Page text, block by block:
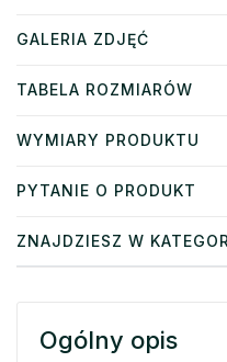
GALERIA ZDJĘĆ
TABELA ROZMIARÓW
WYMIARY PRODUKTU
PYTANIE O PRODUKT
ZNAJDZIESZ W
Ogólny opis